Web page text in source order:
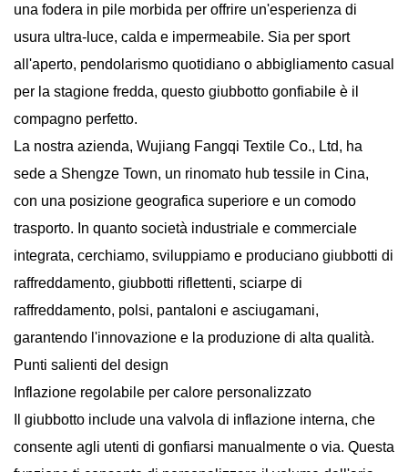
una fodera in pile morbida per offrire un'esperienza di
usura ultra-luce, calda e impermeabile. Sia per sport
all'aperto, pendolarismo quotidiano o abbigliamento casual
per la stagione fredda, questo giubbotto gonfiabile è il
compagno perfetto.
La nostra azienda, Wujiang Fangqi Textile Co., Ltd, ha
sede a Shengze Town, un rinomato hub tessile in Cina,
con una posizione geografica superiore e un comodo
trasporto. In quanto società industriale e commerciale
integrata, cerchiamo, sviluppiamo e produciano giubbotti di
raffreddamento, giubbotti riflettenti, sciarpe di
raffreddamento, polsi, pantaloni e asciugamani,
garantendo l'innovazione e la produzione di alta qualità.
Punti salienti del design
Inflazione regolabile per calore personalizzato
Il giubbotto include una valvola di inflazione interna, che
consente agli utenti di gonfiarsi manualmente o via. Questa